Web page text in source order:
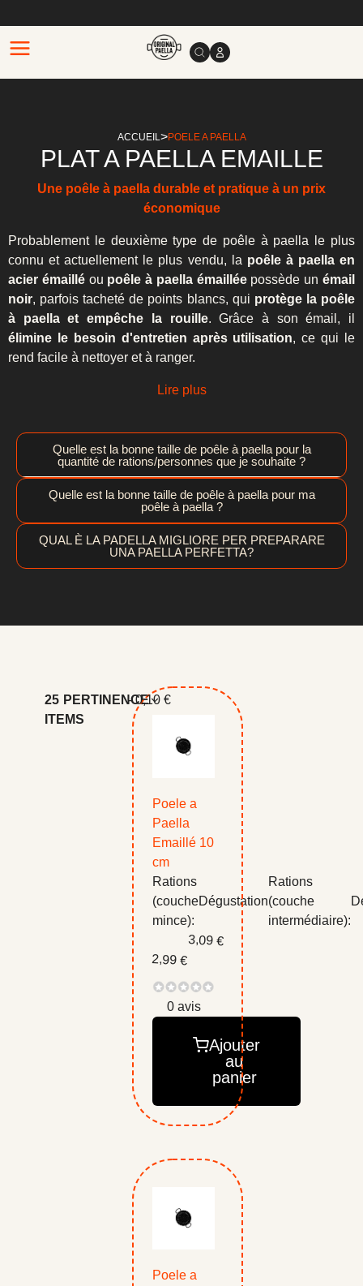
ACCUEIL>POELE A PAELLA
PLAT A PAELLA EMAILLE
Une poêle à paella durable et pratique à un prix
économique
Probablement le deuxième type de poêle à paella le plus
connu et actuellement le plus vendu, la poêle à paella en
acier émailléou poêle à paella émailléepossède unémail
noir, parfois tacheté de points blancs, qui protège la poêle
à paella et empêche la rouille. Grâce à son émail, il
élimine le besoin d'entretien après utilisation, ce qui le
rend facile à nettoyer et à ranger.
Lire plus
Quelle est la bonne taille de poêle à paella pour la
quantité de rations/personnes que je souhaite ?
Quelle est la bonne taille de poêle à paella pour ma
poêle à paella ?
QUAL È LA PADELLA MIGLIORE PER PREPARARE
UNA PAELLA PERFETTA?
25
ITEMS
PERTINENCE- 0,10 €
Poele a
Paella
Emaillé 10
cm
Rations
(couche
mince):
Dégustation
Rations
(couche
intermédiaire):
2,99 €
3,09 €
0 avis
Ajouter
au
panier
Poele a